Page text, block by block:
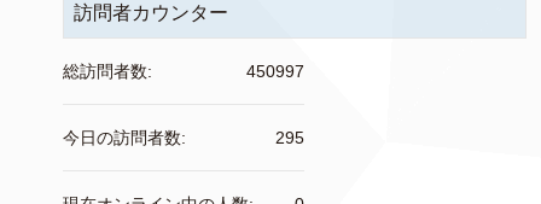
訪問者カウンター
450997
総訪問者数:
295
今日の訪問者数: